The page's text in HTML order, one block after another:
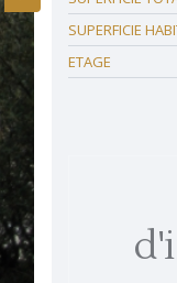
SUPERFICIE
ETAGE